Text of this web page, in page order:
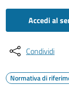
Accedi al
Condividi
Normativa di